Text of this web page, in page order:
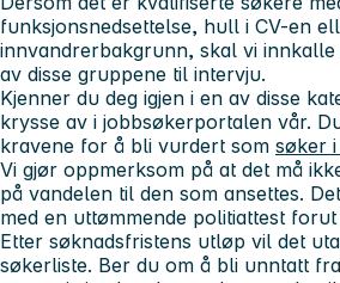
funksjonsnedsettelse, hull i CV-en
innvandrerbakgrunn, skal vi
av disse gruppene til intervju.
Kjenner du deg igjen i en av disse
krysse av i jobbsøkerportalen vår.
kravene for å bli vurdert som søker
Vi gjør oppmerksom på at det må
på vandelen til den som ansettes.
med en uttømmende politiattest
Etter søknadsfristens utløp vil det
søkerliste. Ber du om å bli unntatt